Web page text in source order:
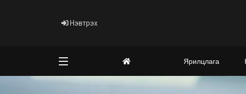
Нэвтрэх
Ярилцлага